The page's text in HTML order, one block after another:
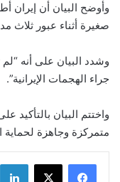
وأوضح البيان أن
صغيرة أثناء عبور ثلاث
وشدد البيان على أنه
جراء الهجمات الإيرانية”.
واختتم البيان بالتأكيد
متمركزة وجاهزة لحماية